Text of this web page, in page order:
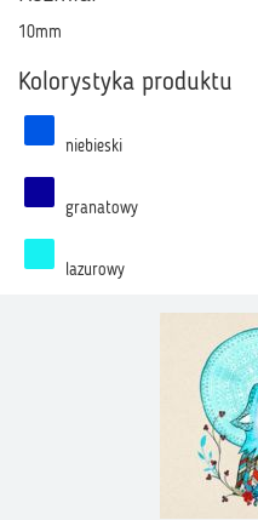
10mm
Kolorystyka produktu
niebieski
granatowy
lazurowy